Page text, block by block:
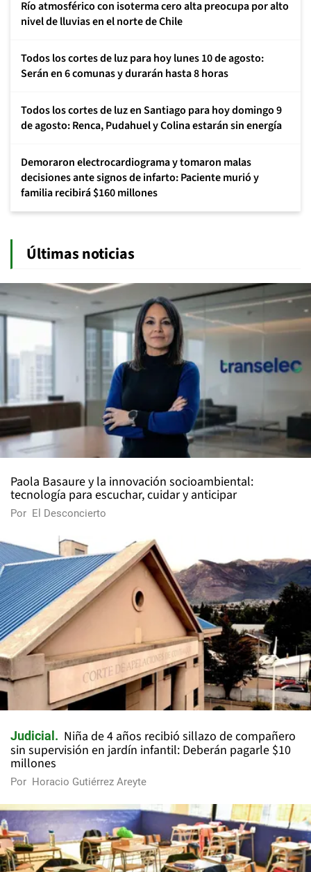
Río atmosférico con isoterma cero alta preocupa por alto
nivel de lluvias en el norte de Chile
Todos los cortes de luz para hoy lunes 10 de agosto:
Serán en 6 comunas y durarán hasta 8 horas
Todos los cortes de luz en Santiago para hoy domingo 9
de agosto: Renca, Pudahuel y Colina estarán sin energía
Demoraron electrocardiograma y tomaron malas
decisiones ante signos de infarto: Paciente murió y
familia recibirá $160 millones
Últimas noticias
Paola Basaure y la innovación socioambiental:
tecnología para escuchar, cuidar y anticipar
Por El Desconcierto
Judicial
Niña de 4 años recibió sillazo de compañero
sin supervisión en jardín infantil: Deberán pagarle $10
millones
Por Horacio Gutiérrez Areyte